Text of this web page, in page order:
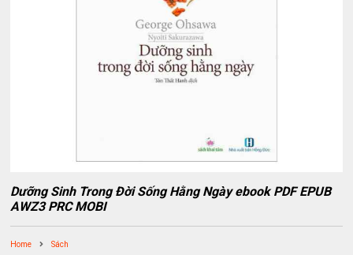
Dưỡng Sinh Trong Đời Sống Hằng Ngày ebook PDF EPUB
AWZ3 PRC MOBI
Home Sách